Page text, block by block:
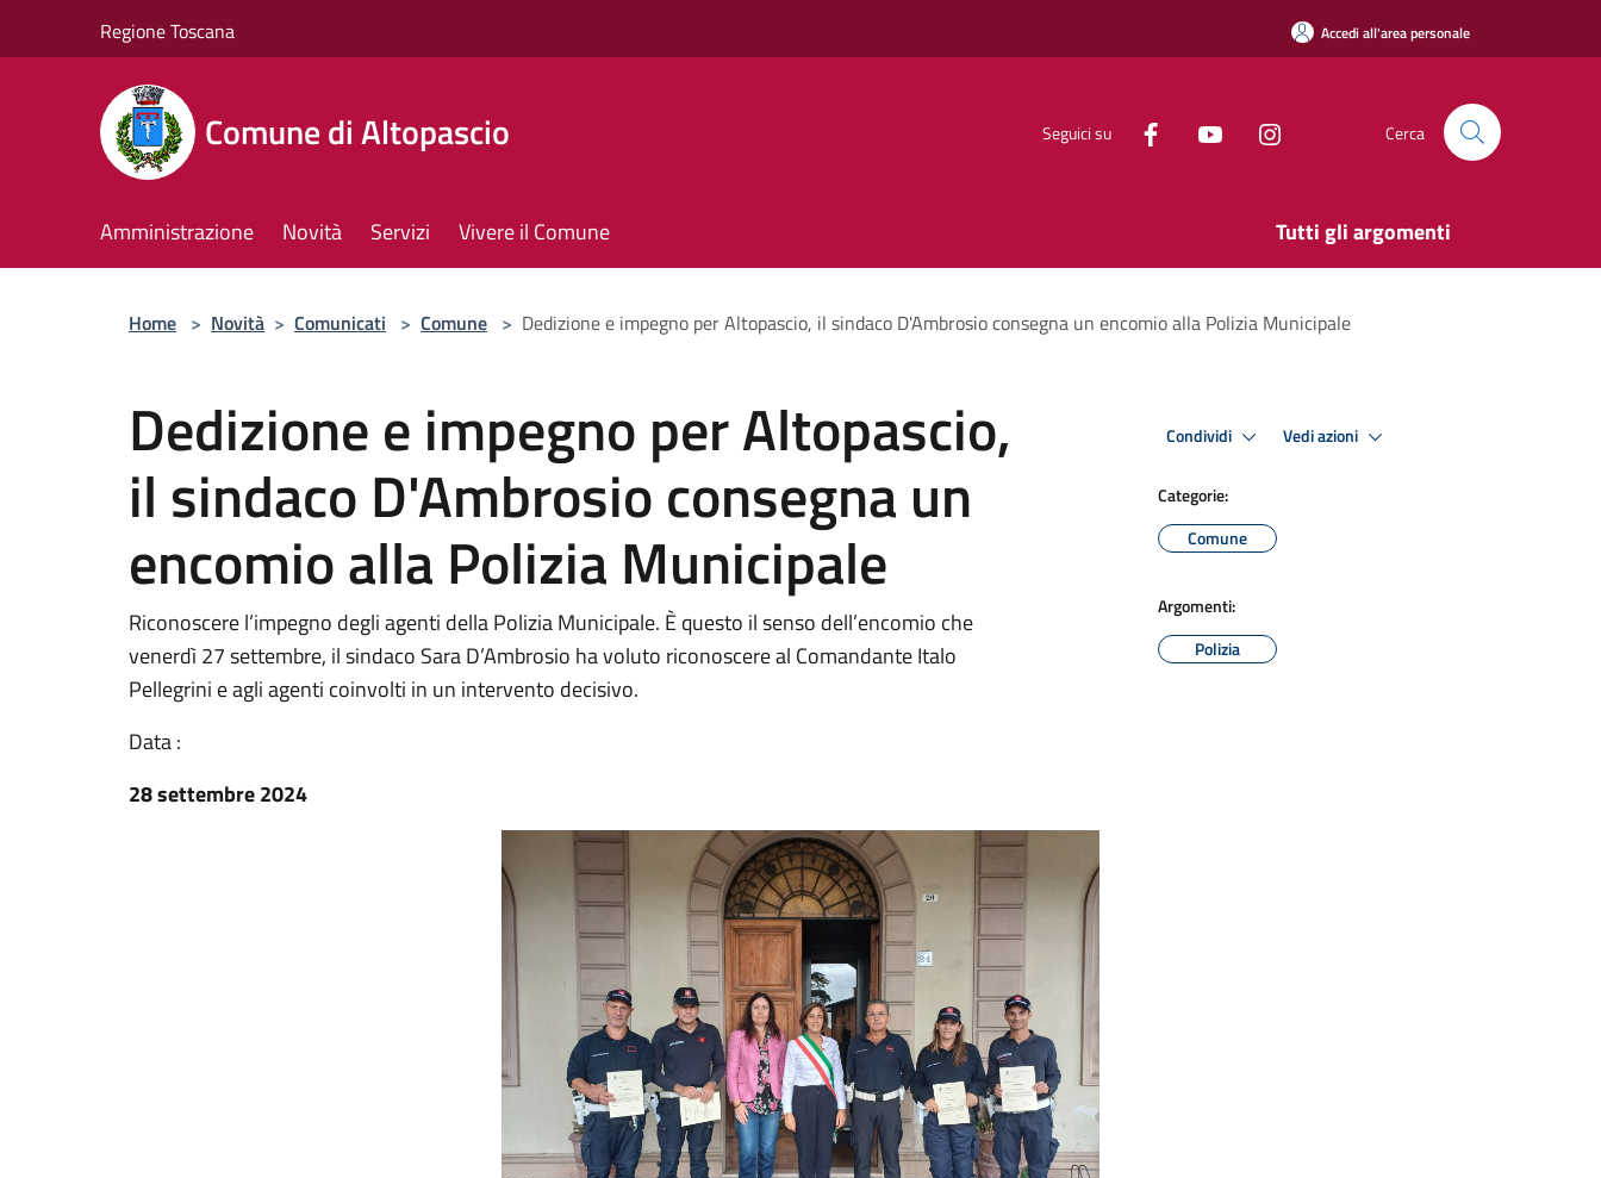
Regione Toscana Accedi all'area personale
Comune di Altopascio Seguici su Cerca
Amministrazione Novità Servizi Vivere il Comune Tutti gli argomenti
Home > Novità > Comunicati > Comune > Dedizione e impegno per Altopascio, il sindaco D'Ambrosio consegna un encomio alla Polizia Municipale
Dedizione e impegno per Altopascio,
il sindaco D'Ambrosio consegna un
encomio alla Polizia Municipale
Riconoscere l’impegno degli agenti della Polizia Municipale. È questo il senso dell’encomio che
venerdì 27 settembre, il sindaco Sara D’Ambrosio ha voluto riconoscere al Comandante Italo
Pellegrini e agli agenti coinvolti in un intervento decisivo.
Data :
28 settembre 2024
Condividi Vedi azioni
Categorie:
Comune
Argomenti:
Polizia